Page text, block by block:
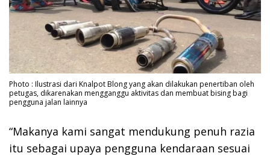
Photo : Ilustrasi dari Knalpot Blong yang akan dilakukan penertiban oleh
petugas, dikarenakan mengganggu aktivitas dan membuat bising bagi
pengguna jalan lainnya
“Makanya kami sangat mendukung penuh razia
itu sebagai upaya pengguna kendaraan sesuai